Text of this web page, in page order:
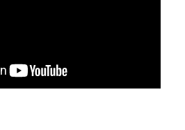
最新記事動画